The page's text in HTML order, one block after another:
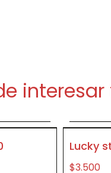
P168
Lucky
$3.500